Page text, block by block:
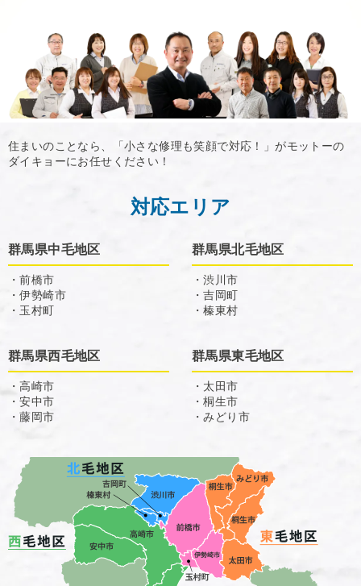
住まいのことなら、「小さな修理も笑顔で対応！」がモットーの
ダイキョーにお任せください！
対応エリア
群馬県中毛地区
・前橋市
・伊勢崎市
・玉村町
群馬県北毛地区
・渋川市
・吉岡町
・榛東村
群馬県西毛地区
・高崎市
・安中市
・藤岡市
群馬県東毛地区
・太田市
・桐生市
・みどり市